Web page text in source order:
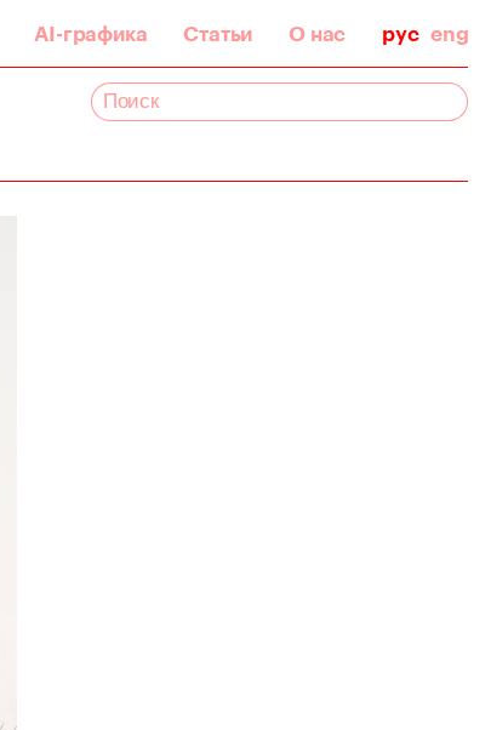
AI-графика Статьи О нас рус eng